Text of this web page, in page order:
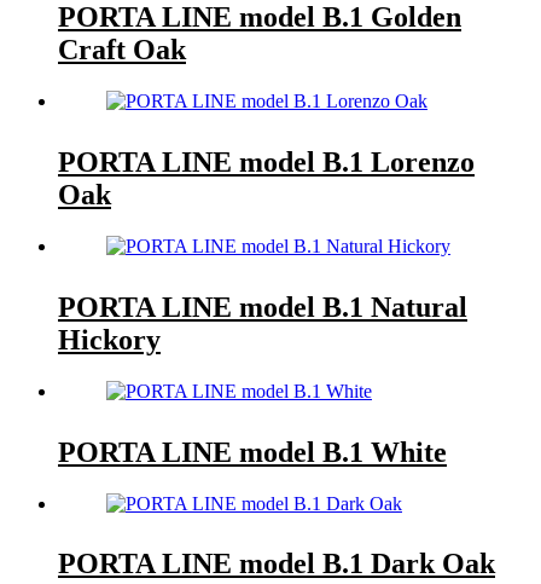
PORTA LINE model B.1 Golden
Craft Oak
PORTA LINE model B.1 Lorenzo
Oak
PORTA LINE model B.1 Natural
Hickory
PORTA LINE model B.1 White
PORTA LINE model B.1 Dark Oak